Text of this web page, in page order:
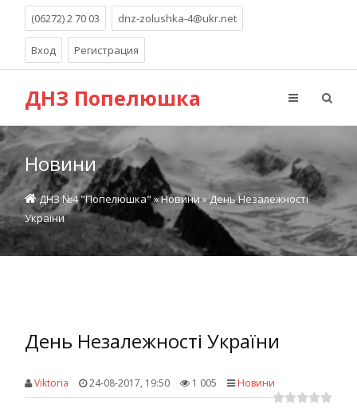
(06272) 2 70 03 dnz-zolushka-4@ukr.net
Вход Регистрация
ДНЗ Попелюшка
Новини
ДНЗ №4 "Попелюшка"»Новини» День Незалежності
України
День Незалежності України
Viktoria 24-08-2017, 19:50 1 005 Новини